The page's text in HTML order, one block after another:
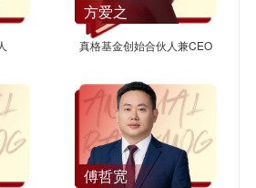
方爱之
真格基金创始合伙人兼CEO
傅哲宽